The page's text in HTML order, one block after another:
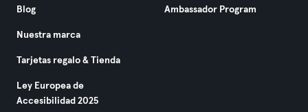
Blog
Nuestra marca
Tarjetas regalo & Tienda
Ley Europea de
Accesibilidad 2025
Ambassador Program